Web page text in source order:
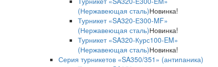
(Нержавеющая сталь)Новинка!
Турникет «SA320-Е300-MF»
(Нержавеющая сталь)Новинка!
Турникет «SA320-Курс100-EM»
(Нержавеющая сталь)Новинка!
Серия турникетов «SA350/351» (антипаника)